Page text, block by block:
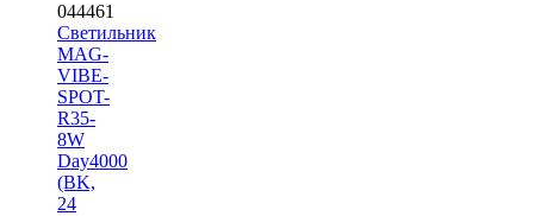
044461
Светильник
MAG-
VIBE-
SPOT-
R35-
8W
Day4000
(BK,
24